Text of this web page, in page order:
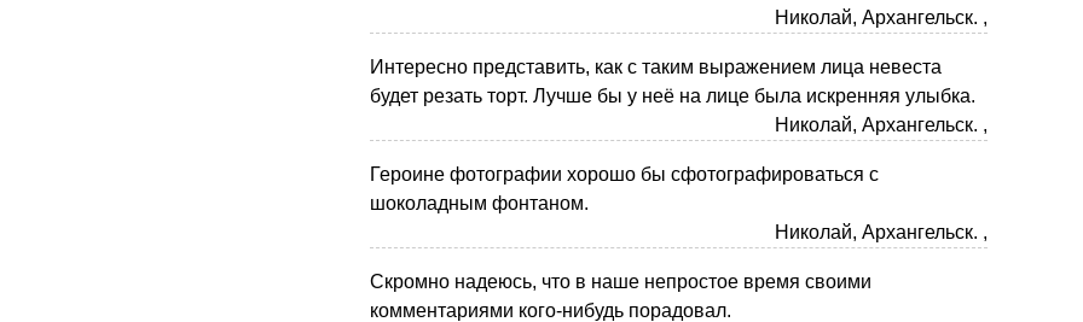
Николай, Архангельск. ,
Интересно представить, как с таким выражением лица невеста
будет резать торт. Лучше бы у неё на лице была искренняя улыбка.
Николай, Архангельск. ,
Героине фотографии хорошо бы сфотографироваться с
шоколадным фонтаном.
Николай, Архангельск. ,
Скромно надеюсь, что в наше непростое время своими
комментариями кого-нибудь порадовал.